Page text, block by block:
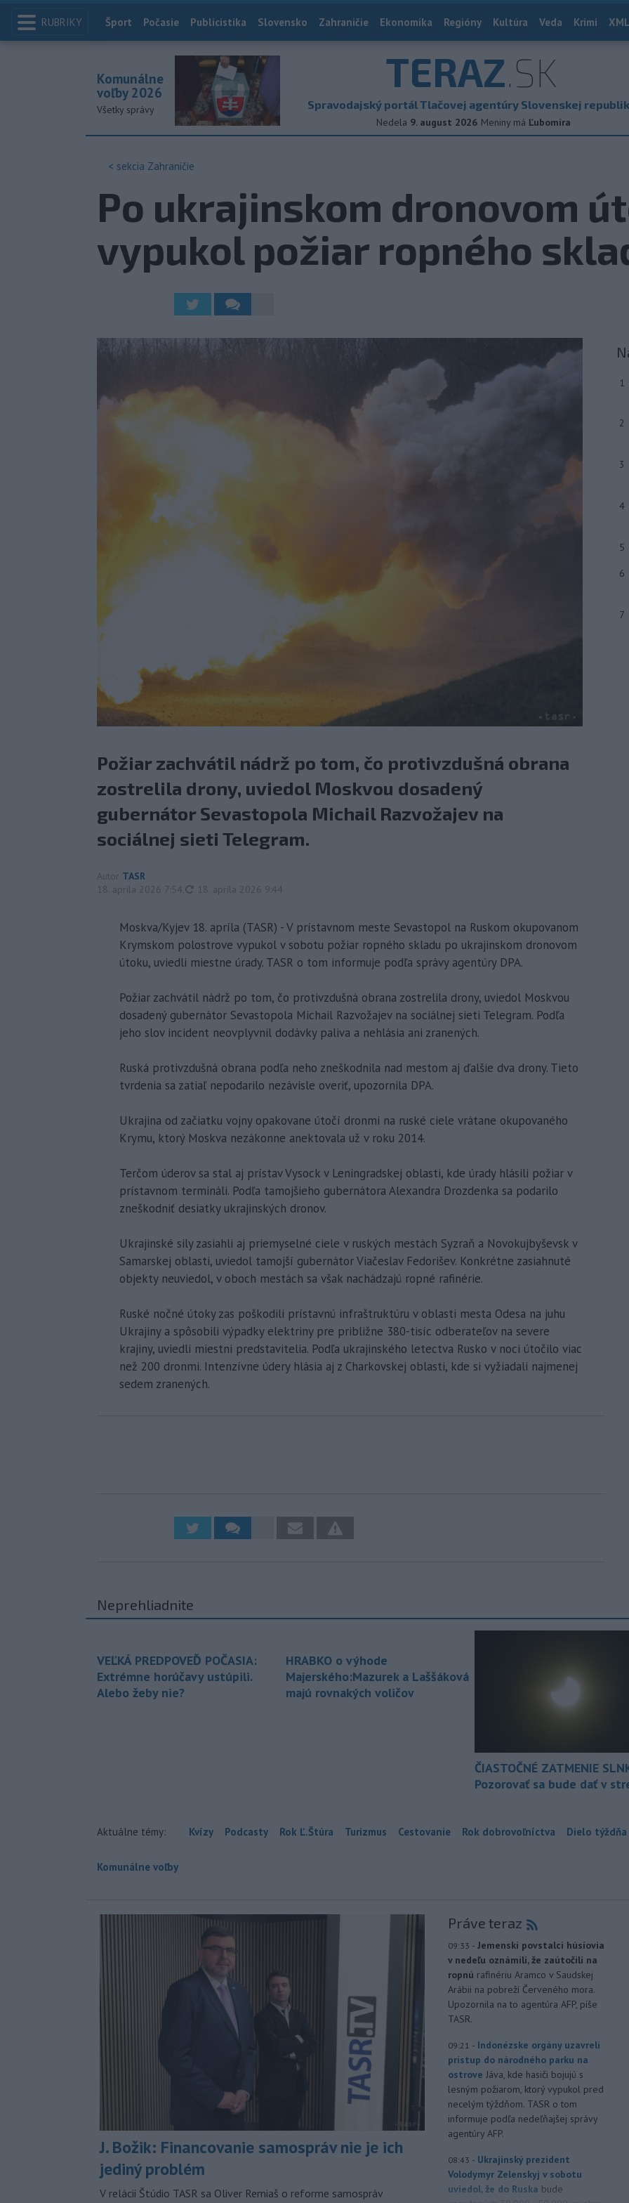
RUBRIKY Index
Šport Počasie Publicistika Slovensko Zahraničie Ekonomika Regióny Kultúra Veda Krimi
TERAZ.SK
Spravodajský portál Tlačovej agentúry Slovenskej
Nedela 9. august 2026 Meniny má Ľubomíra
Komunálne
voľby 2026
Všetky správy
< sekcia Zahraničie
Po ukrajinskom dronovom
vypukol požiar ropného
Požiar zachvátil nádrž po tom, čo protivzdušná obrana
zostrelila drony, uviedol Moskvou dosadený
gubernátor Sevastopola Michail Razvožajev na
sociálnej sieti Telegram.
Autor TASR
18. apríla 2026 7:54
aktualizované
18. apríla 2026 9:44
Moskva/Kyjev 18. apríla (TASR) - V prístavnom meste Sevastopol na Ruskom okupovanom
Krymskom polostrove vypukol v sobotu požiar ropného skladu po ukrajinskom dronovom
útoku, uviedli miestne úrady. TASR o tom informuje podľa správy agentúry DPA.
Požiar zachvátil nádrž po tom, čo protivzdušná obrana zostrelila drony, uviedol Moskvou
dosadený gubernátor Sevastopola Michail Razvožajev na sociálnej sieti Telegram. Podľa
jeho slov incident neovplyvnil dodávky paliva a nehlásia ani zranených.
Ruská protivzdušná obrana podľa neho zneškodnila nad mestom aj ďalšie dva drony. Tieto
tvrdenia sa zatiaľ nepodarilo nezávisle overiť, upozornila DPA.
Ukrajina od začiatku vojny opakovane útočí dronmi na ruské ciele vrátane okupovaného
Krymu, ktorý Moskva nezákonne anektovala už v roku 2014.
Terčom úderov sa stal aj prístav Vysock v Leningradskej oblasti, kde úrady hlásili požiar v
prístavnom termináli. Podľa tamojšieho gubernátora Alexandra Drozdenka sa podarilo
zneškodniť desiatky ukrajinských dronov.
Ukrajinské sily zasiahli aj priemyselné ciele v ruských mestách Syzraň a Novokujbyševsk v
Samarskej oblasti, uviedol tamojší gubernátor Viačeslav Fedorišev. Konkrétne zasiahnuté
objekty neuviedol, v oboch mestách sa však nachádzajú ropné rafinérie.
Ruské nočné útoky zas poškodili prístavnú infraštruktúru v oblasti mesta Odesa na juhu
Ukrajiny a spôsobili výpadky elektriny pre približne 380-tisíc odberateľov na severe
krajiny, uviedli miestni predstavitelia. Podľa ukrajinského letectva Rusko v noci útočilo viac
než 200 dronmi. Intenzívne údery hlásia aj z Charkovskej oblasti, kde si vyžiadali najmenej
sedem zranených.
1
2
3
4
5
6
7
Neprehliadnite
VEĽKÁ PREDPOVEĎ POČASIA:
Extrémne horúčavy ustúpili.
Alebo žeby nie?
HRABKO o výhode
Majerského:Mazurek a Laššáková
majú rovnakých voličov
ČIASTOČNÉ ZATMENIE
Pozorovať sa bude dať v
Aktuálne témy: Kvízy Podcasty Rok Ľ.Štúra Turizmus Cestovanie Rok dobrovoľníctva Dielo týždňa
Komunálne voľby
J. Božik: Financovanie samospráv nie je ich
jediný problém
V relácii Štúdio TASR sa Oliver Remiaš o reforme samospráv
Práve teraz
09:33 - Jemenskí povstalci húsíovia
v nedeľu oznámili, že zaútočili na
ropnú rafinériu Aramco v Saudskej
Arábii na pobreží Červeného mora.
Upozornila na to agentúra AFP, píše
TASR.
09:21 - Indonézske orgány uzavreli
prístup do národného parku na
ostrove Jáva, kde hasiči bojujú s
lesným požiarom, ktorý vypukol pred
necelým týždňom. TASR o tom
informuje podľa nedeľňajšej správy
agentúry AFP.
08:43 - Ukrajinský prezident
Volodymyr Zelenskyj v sobotu
uviedol, že do Ruska bude